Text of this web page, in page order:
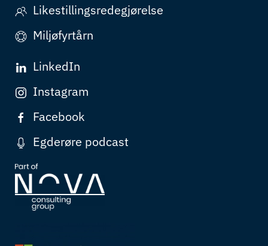
Likestillingsredegjørelse
Miljøfyrtårn
LinkedIn
Instagram
Facebook
Egderøre podcast